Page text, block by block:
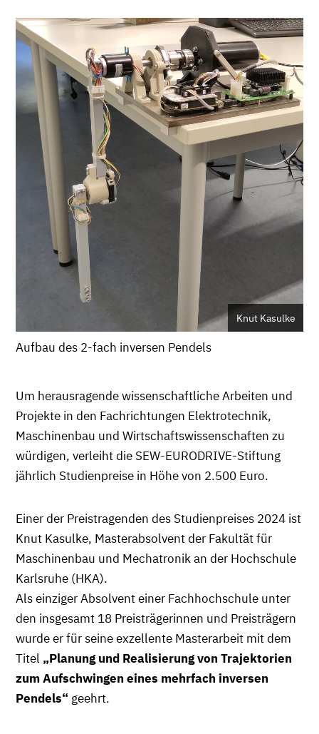
Knut Kasulke
Aufbau des 2-fach inversen Pendels
Um herausragende wissenschaftliche Arbeiten und
Projekte in den Fachrichtungen Elektrotechnik,
Maschinenbau und Wirtschaftswissenschaften zu
würdigen, verleiht die SEW-EURODRIVE-Stiftung
jährlich Studienpreise in Höhe von 2.500 Euro.
Einer der Preistragenden des Studienpreises 2024 ist
Knut Kasulke, Masterabsolvent der Fakultät für
Maschinenbau und Mechatronik an der Hochschule
Karlsruhe (HKA).
Als einziger Absolvent einer Fachhochschule unter
den insgesamt 18 Preisträgerinnen und Preisträgern
wurde er für seine exzellente Masterarbeit mit dem
Titel „Planung und Realisierung von Trajektorien
zum Aufschwingen eines mehrfach inversen
Pendels“ geehrt.